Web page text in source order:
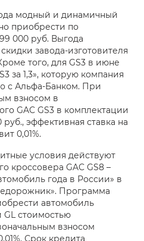
модный и динамичный
приобрести по
000 руб. Выгода
завода-изготовителя
того, для GS3 в июне
за 1,3», которую компания
с Альфа-Банком. При
взносом в
GAC GS3 в комплектации
эффективная ставка на
0,01%.
условия действуют
кроссовера GAC GS8 –
года в России» в
Программа
автомобиль
GL стоимостью
взносом
Срок кредита